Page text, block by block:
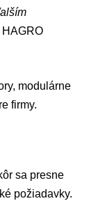
HAGRO
modulárne
firmy.
sa presne
požiadavky.